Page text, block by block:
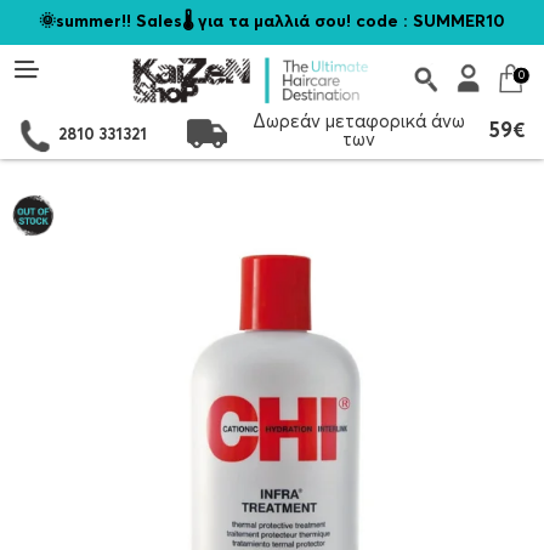
🌞summer!! Sales🌡️ για τα μαλλιά σου! code : SUMMER10
0
2810 331321
Δωρεάν μεταφορικά άνω
των
59€